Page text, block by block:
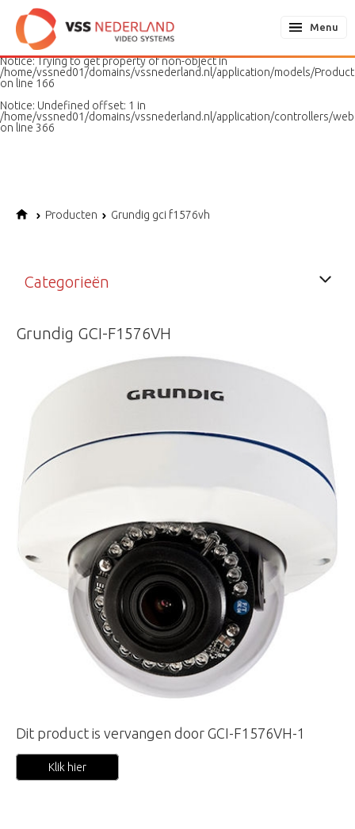
Notice: Undefined variable: page in
/home/vssned01/domains/vssnederland.nl/application/models/
on line
187
Notice: Trying to get property of non-object in
/home/vssned01/domains/vssnederland.nl/application/models/
on line 166
Notice: Undefined offset: 1 in
/home/vssned01/domains/vssnederland.nl/application/controllers/
on line 366
Menu
Producten Grundig gci f1576vh
Categorieën
Grundig GCI-F1576VH
Dit product is vervangen door GCI-F1576VH-1
Klik hier